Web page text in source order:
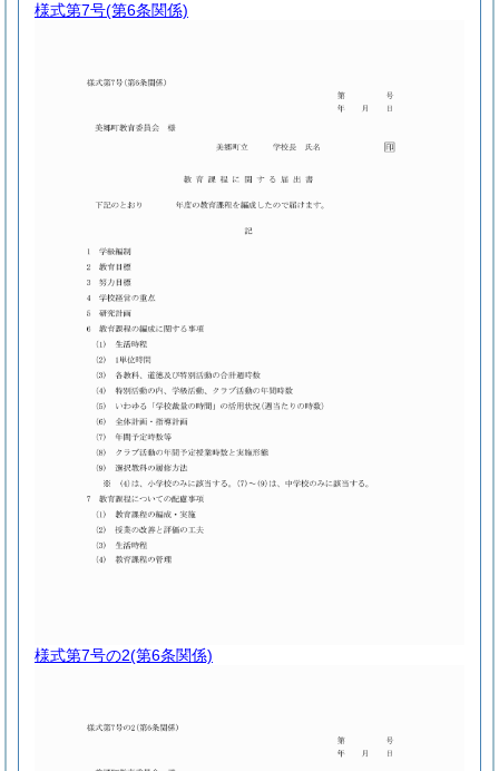
様式第7号(第6条関係)
様式第7号の2(第6条関係)